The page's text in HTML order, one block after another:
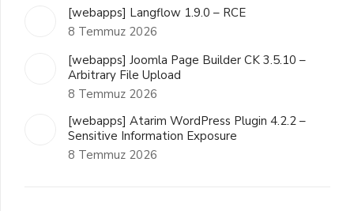
[webapps] Langflow 1.9.0 – RCE
8 Temmuz 2026
[webapps] Joomla Page Builder CK 3.5.10 –
Arbitrary File Upload
8 Temmuz 2026
[webapps] Atarim WordPress Plugin 4.2.2 –
Sensitive Information Exposure
8 Temmuz 2026